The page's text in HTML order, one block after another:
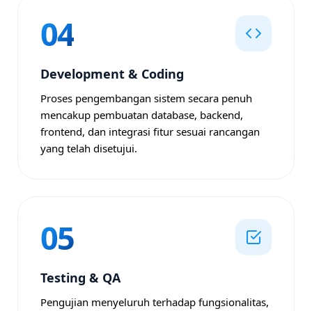
04
Development & Coding
Proses pengembangan sistem secara penuh
mencakup pembuatan database, backend,
frontend, dan integrasi fitur sesuai rancangan
yang telah disetujui.
05
Testing & QA
Pengujian menyeluruh terhadap fungsionalitas,